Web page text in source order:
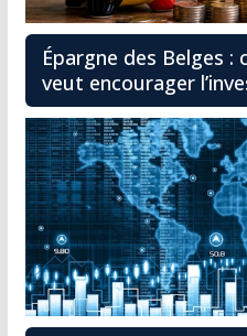
Épargne des Belges :
veut encourager